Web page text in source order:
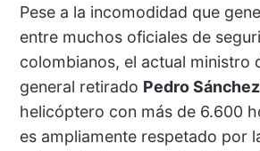
Pese a la incomodidad que
entre muchos oficiales de
colombianos, el actual ministro
general retirado Pedro Sánchez
helicóptero con más de 6.600
es ampliamente respetado por